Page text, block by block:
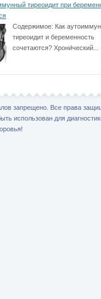
тиреоидит при
Содержимое: Как
тиреоидит и беременность
сочетаются? Хрони́ческий...
запрещено. Все права
использован для